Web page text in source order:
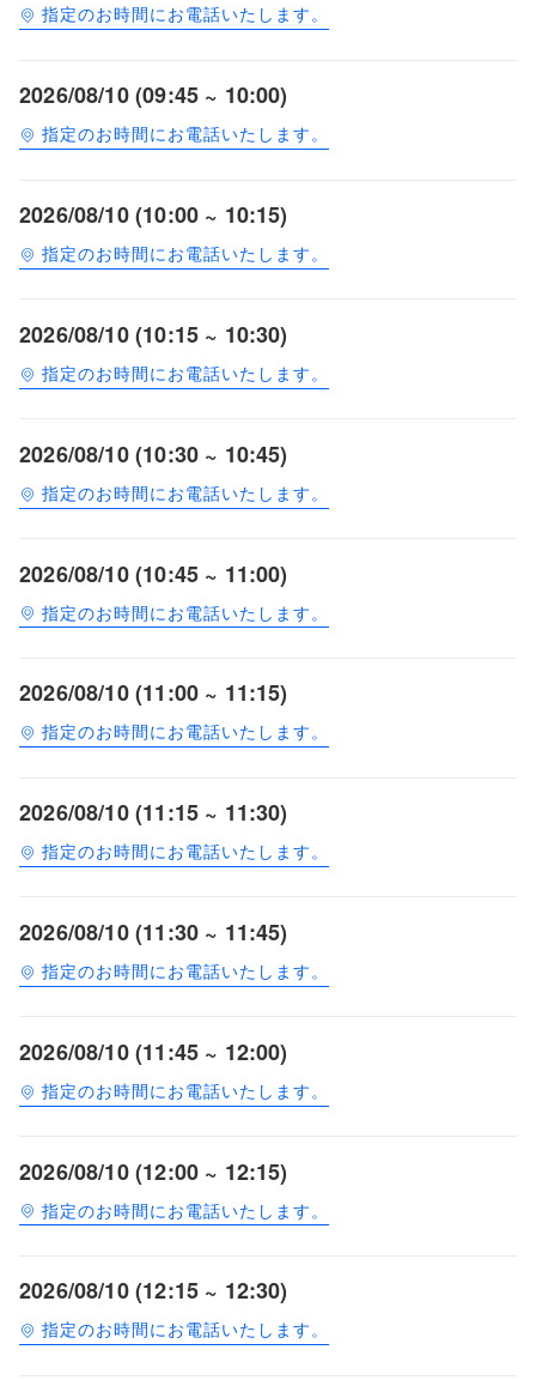
指定のお時間にお電話いたします。
2026/08/10 (09:45 ~ 10:00)
指定のお時間にお電話いたします。
2026/08/10 (10:00 ~ 10:15)
指定のお時間にお電話いたします。
2026/08/10 (10:15 ~ 10:30)
指定のお時間にお電話いたします。
2026/08/10 (10:30 ~ 10:45)
指定のお時間にお電話いたします。
2026/08/10 (10:45 ~ 11:00)
指定のお時間にお電話いたします。
2026/08/10 (11:00 ~ 11:15)
指定のお時間にお電話いたします。
2026/08/10 (11:15 ~ 11:30)
指定のお時間にお電話いたします。
2026/08/10 (11:30 ~ 11:45)
指定のお時間にお電話いたします。
2026/08/10 (11:45 ~ 12:00)
指定のお時間にお電話いたします。
2026/08/10 (12:00 ~ 12:15)
指定のお時間にお電話いたします。
2026/08/10 (12:15 ~ 12:30)
指定のお時間にお電話いたします。